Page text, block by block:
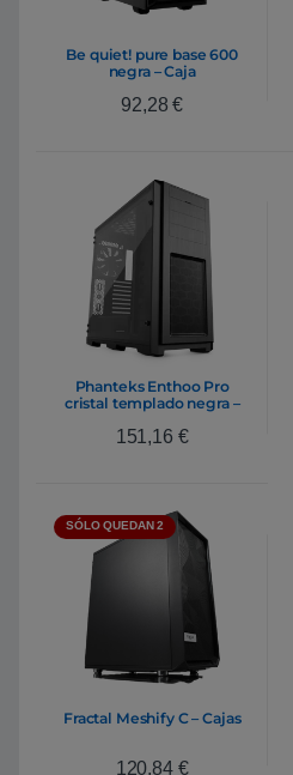
Be quiet! pure base 600
negra – Caja
92,28€
Phanteks Enthoo Pro
cristal templado negra –
151,16 €
SÓLO QUEDAN 2
Fractal Meshify C – Cajas
120,84 €